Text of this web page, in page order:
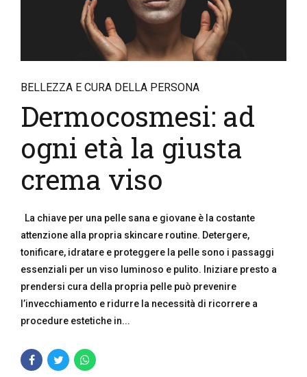
BELLEZZA E CURA DELLA PERSONA
Dermocosmesi: ad
ogni età la giusta
crema viso
La chiave per una pelle sana e giovane è la costante
attenzione alla propria skincare routine. Detergere,
tonificare, idratare e proteggere la pelle sono i passaggi
essenziali per un viso luminoso e pulito. Iniziare presto a
prendersi cura della propria pelle può prevenire
l’invecchiamento e ridurre la necessità di ricorrere a
procedure estetiche in...